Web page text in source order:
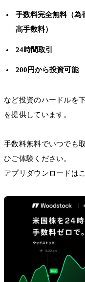
手数料完全無料（為
高手数料）
24時間取引
200円から投資可能
など投資のハードルを
を提供しています。
手数料無料でいつでも
ひご体験ください。
アプリダウンロードは